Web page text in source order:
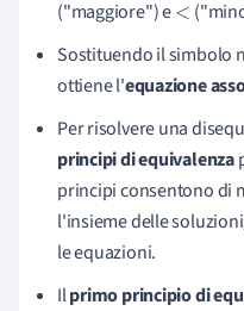
("maggiore") e<
Sostituendo il simbolo
ottiene l'equazione
Per risolvere una
principi di equivalenza
principi consentono di
l'insieme delle
le equazioni.
Ilprimo principio di